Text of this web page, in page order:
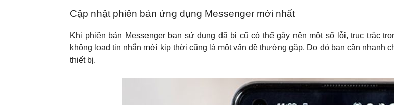
Cập nhật phiên bản ứng dụng Messenger mới nhất
Khi phiên bản Messenger bạn sử dụng đã bị cũ có thể gây nên một số lỗi, trục trặc
không load tin nhắn mới kịp thời cũng là một vấn đề thường gặp. Do đó bạn cần nhanh
thiết bị.